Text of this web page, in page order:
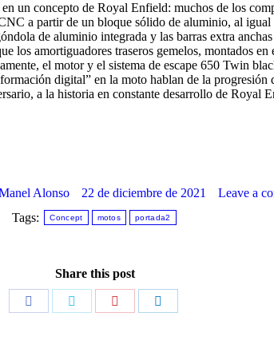
un concepto de Royal Enfield: muchos de los
a partir de un bloque sólido de aluminio, al
de aluminio integrada y las barras extra
los amortiguadores traseros gemelos, montados
el motor y el sistema de escape 650 Twin
digital” en la moto hablan de la progresión
a la historia en constante desarrollo de Royal
Alonso 22 de diciembre de 2021
Leave a
Tags:
Concept motos portada2
Share this post